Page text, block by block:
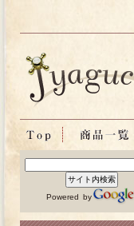
Powered by